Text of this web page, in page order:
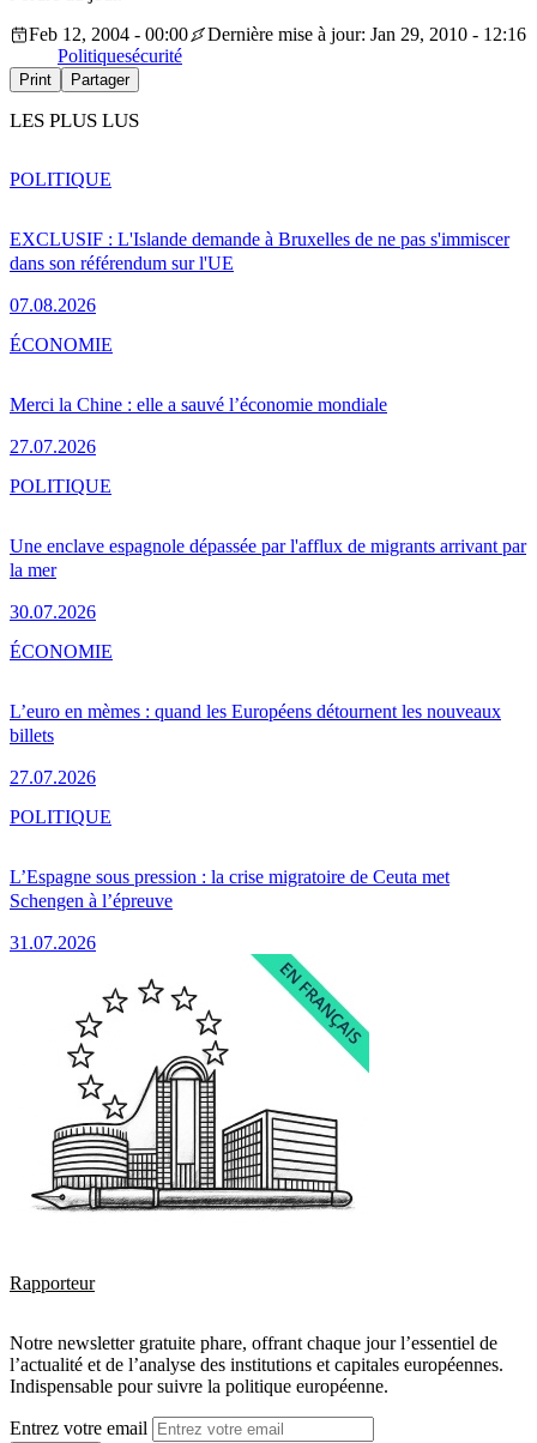
Feb 12, 2004 - 00:00
Dernière mise à jour: Jan 29, 2010 - 12:16
Politiquesécurité
Print Partager
LES PLUS LUS
EXCLUSIF : L'Islande demande à Bruxelles de ne pas s'immiscer
dans son référendum sur l'UE
07.08.2026
POLITIQUE
Merci la Chine : elle a sauvé l’économie mondiale
27.07.2026
ÉCONOMIE
Une enclave espagnole dépassée par l'afflux de migrants arrivant par
la mer
30.07.2026
POLITIQUE
L’euro en mèmes : quand les Européens détournent les nouveaux
billets
27.07.2026
ÉCONOMIE
L’Espagne sous pression : la crise migratoire de Ceuta met
Schengen à l’épreuve
31.07.2026
POLITIQUE
Rapporteur
Notre newsletter gratuite phare, offrant chaque jour l’essentiel de
l’actualité et de l’analyse des institutions et capitales européennes.
Indispensable pour suivre la politique européenne.
Entrez votre email